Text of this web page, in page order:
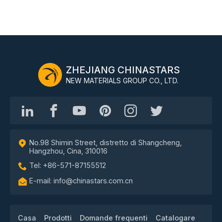
ZHEJIANG CHINASTARS
NEW MATERIALS GROUP CO., LTD.
No.98 Shimin Street, distretto di Shangcheng,
Hangzhou, Cina, 310016
Tel: +86-571-87155512
E-mail: info@chinastars.com.cn
Casa Prodotti Domande frequenti Catalogare